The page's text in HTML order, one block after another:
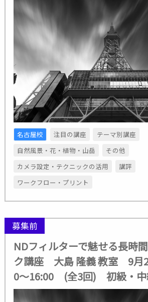
名古屋校 注目の講座
テーマ別講座
自然風景・花・植物・山岳
その他
カメラ設定・テクニックの活用
講評
ワークフロー・プリント
募集前
NDフィルターで魅せる長時
ク講座 大島 隆義 教室 9月
0～16:00 (全3回) 初級・